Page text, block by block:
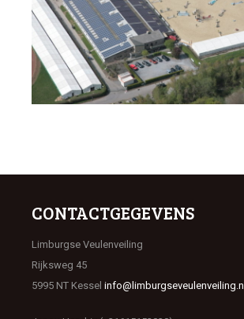
CONTACTGEGEVENS
Limburgse Veulenveiling
Rijksweg 45
5995 NT Kessel info@limburgseveulenveiling.nl